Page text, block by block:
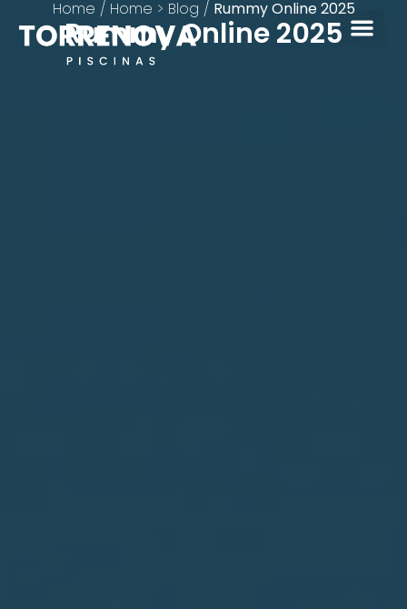
Home / Home > Blog / Rummy Online 2025
Rummy Online 2025